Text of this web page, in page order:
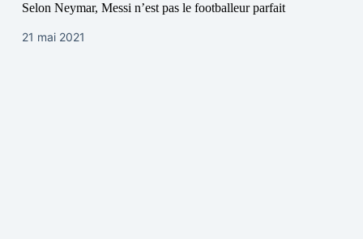
Selon Neymar, Messi n’est pas le footballeur parfait
21 mai 2021